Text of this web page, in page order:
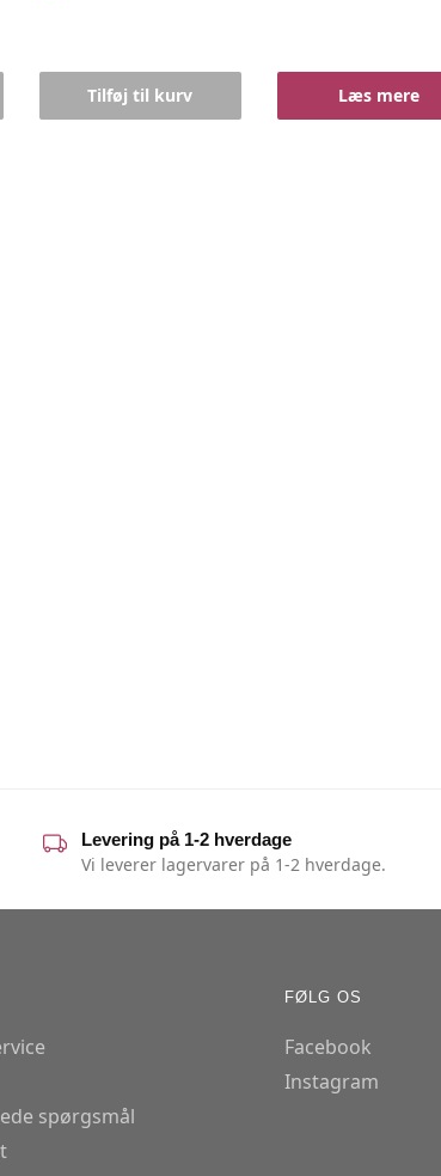
Tilføj til kurv Læs mere
Levering på 1-2 hverdage
Vi leverer lagervarer på 1-2 hverdage.
spørgsmål
FØLG OS
Facebook
Instagram